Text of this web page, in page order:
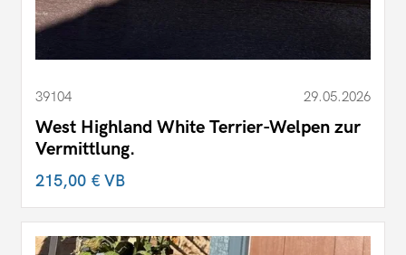
39104 29.05.2026
West Highland White Terrier-Welpen zur
Vermittlung.
215,00 €VB